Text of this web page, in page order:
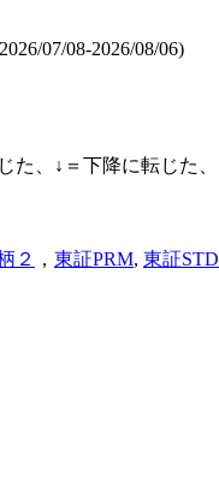
07/08-2026/08/06)
た、↓＝下降に転じた、
２ ， 東証PRM, 東証STD